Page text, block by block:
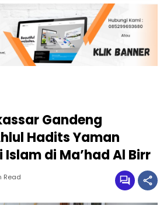
Gandeng
Hadits Yaman
di Ma’had Al Birr
Read